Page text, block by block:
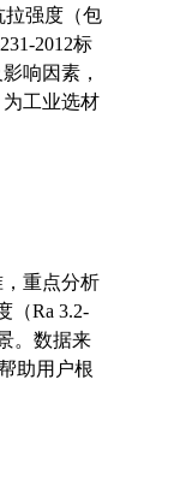
拉强度（包
2012标
响因素，
工业选材
重点分析
（Ra 3.2-
。数据来
助用户根